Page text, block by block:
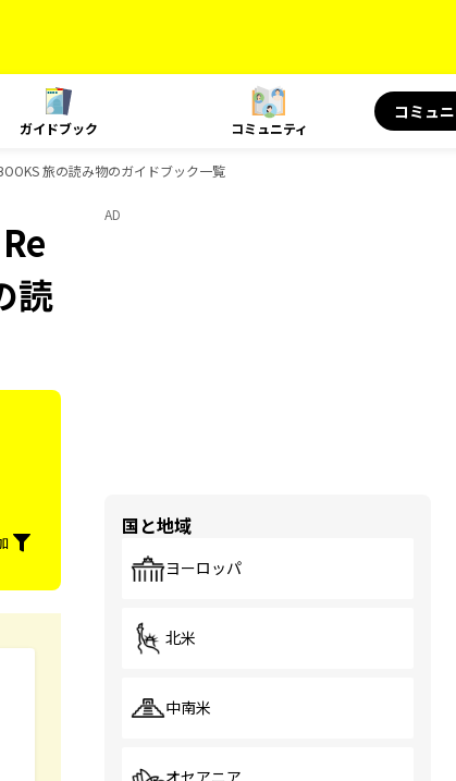
ガイドブック コミュニティ
コミュ
旅の読み物のガイドブック一覧
読
AD
国と地域
ヨーロッパ
北米
中南米